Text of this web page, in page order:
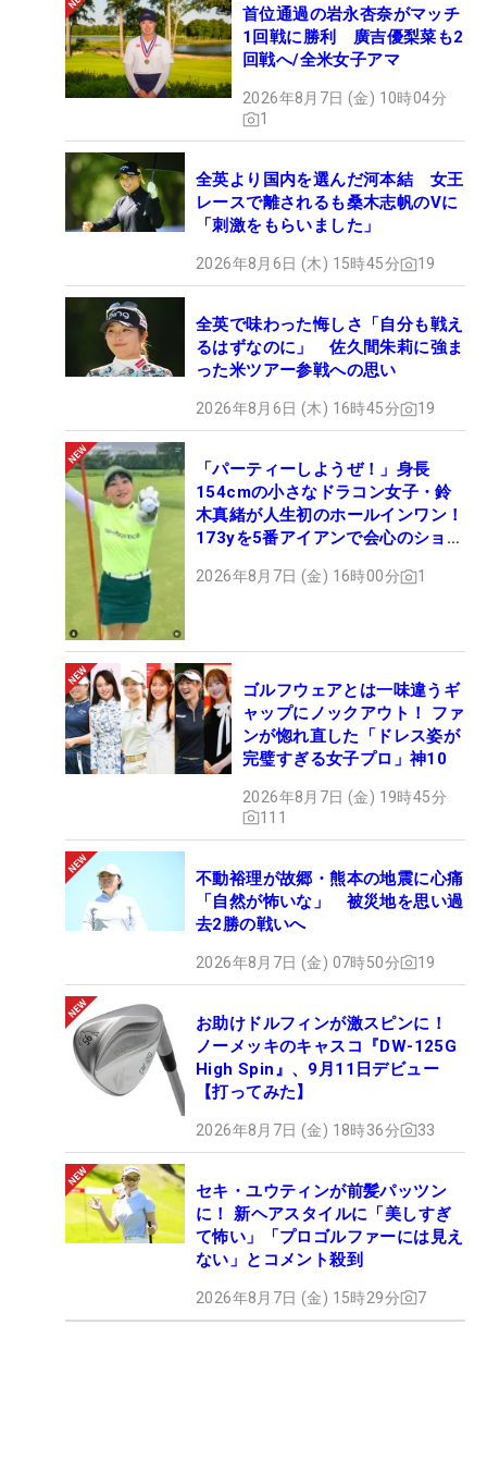
首位通過の岩永杏奈がマッチ
1回戦に勝利 廣吉優梨菜も2
回戦へ/全米女子アマ
2026年8月7日 (金) 10時04分
1
全英より国内を選んだ河本結 女王
レースで離されるも桑木志帆のVに
「刺激をもらいました」
2026年8月6日 (木) 15時45分 19
全英で味わった悔しさ「自分も戦え
るはずなのに」 佐久間朱莉に強ま
った米ツアー参戦への思い
2026年8月6日 (木) 16時45分 19
「パーティーしようぜ！」身長
154cmの小さなドラコン女子・鈴
木真緒が人生初のホールインワン！
173yを5番アイアンで会心のショッ
2026年8月7日 (金) 16時00分 1
ゴルフウェアとは一味違うギ
ャップにノックアウト！ ファ
ンが惚れ直した「ドレス姿が
完璧すぎる女子プロ」神10
2026年8月7日 (金) 19時45分
111
不動裕理が故郷・熊本の地震に心痛
「自然が怖いな」 被災地を思い過
去2勝の戦いへ
2026年8月7日 (金) 07時50分 19
お助けドルフィンが激スピンに！
ノーメッキのキャスコ『DW-125G
High Spin』、9月11日デビュー
【打ってみた】
2026年8月7日 (金) 18時36分 33
セキ・ユウティンが前髪パッツン
に！ 新ヘアスタイルに「美しすぎ
て怖い」「プロゴルファーには見え
ない」とコメント殺到
2026年8月7日 (金) 15時29分 7